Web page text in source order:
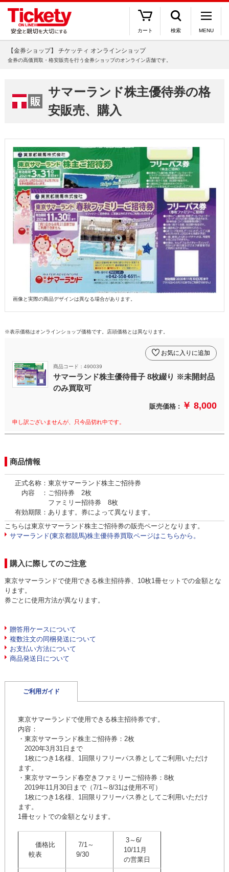
カート 検索 MENU
【金券ショップ】 チケッティ オンラインショップ
金券の高価買取・格安販売を行う金券ショップのオンライン店舗です。
サマーランド株主優待券の格
安販売、購入
画像と実際の商品デザインは異なる場合があります。
※表示価格はオンラインショップ価格です。店頭価格とは異なります。
商品コード：490039
サマーランド株主優待冊子 8枚綴り ※未開封品
のみ買取可
お気に入りに追加
販売価格 : ￥ 8,000
申し訳ございませんが、只今品切れ中です。
商品情報
正式名称：東京サマーランド株主ご招待券
内容 ：ご招待券 2枚
ファミリー招待券 8枚
有効期限：あります。券によって異なります。
こちらは東京サマーランド株主ご招待券の販売ページとなります。
サマーランド(東京都競馬)株主優待券買取ページはこちらから。
購入に際してのご注意
東京サマーランドで使用できる株主招待券、10枚1冊セットでの金額とな
ります。
券ごとに使用方法が異なります。
贈答用ケースについて
複数注文の同梱発送について
お支払い方法について
商品発送日について
ご利用ガイド
東京サマーランドで使用できる株主招待券です。
内容：
・東京サマーランド株主ご招待券：2枚
2020年3月31日まで
1枚につき1名様、1回限りフリーパス券としてご利用いただけ
ます。
・東京サマーランド春空きファミリーご招待券：8枚
2019年11月30日まで（7/1～8/31は使用不可）
1枚につき1名様、1回限りフリーパス券としてご利用いただけ
ます。
1冊セットでの金額となります。
価格比
較表
7/1～
9/30
3～6/
10/11月
の営業日